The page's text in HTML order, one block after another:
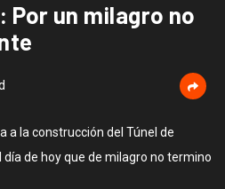
Por un milagro no
a la construcción del Túnel de
día de hoy que de milagro no termino